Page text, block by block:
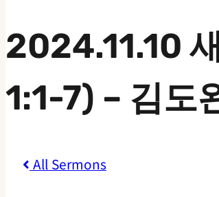
2024.11.10
1:1-7) – 김도
All Sermons